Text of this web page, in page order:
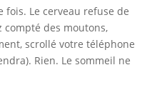
Le cerveau refuse de
compté des moutons,
scrollé votre téléphone
Rien. Le sommeil ne